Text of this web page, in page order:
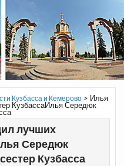
Кузбасса и Кемерово> Илья
КузбассаИлья Середюк
лучших
Середюк
Кузбасса